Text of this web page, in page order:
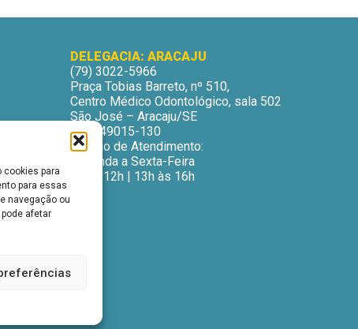
cookies para
para essas
navegação ou
afetar
DELEGACIA: ARACAJU
(79) 3022-5966
Praça Tobias Barreto, nº 510,
Centro Médico Odontológico, sala 502
São José – Aracaju/SE
CEP: 49015-130
Horário de Atendimento:
Segunda a Sexta-Feira
9h às 12h | 13h às 16h